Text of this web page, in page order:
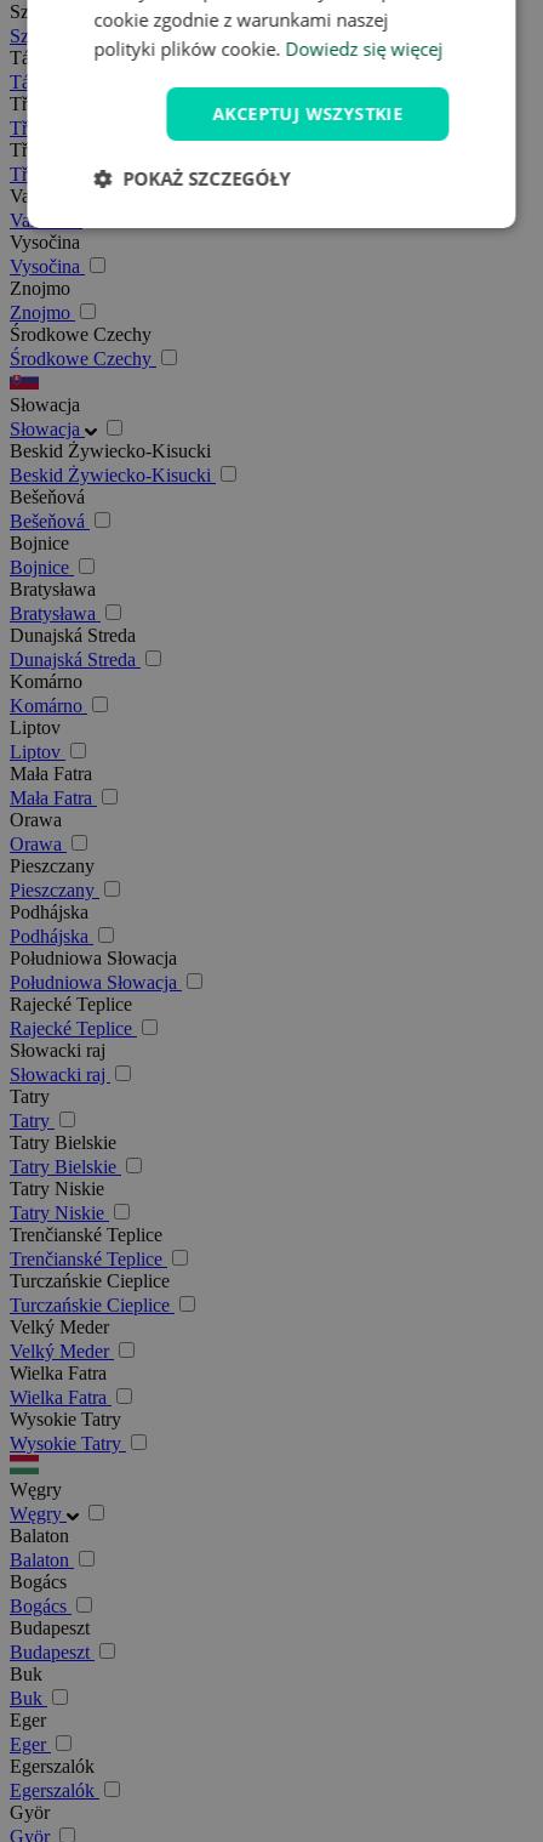
Szumawa
Szumawa
Tábor
Tábor
Třeboňsko
Třeboňsko
Třebíč
Třebíč
Valašsko
Valašsko
Vysočina
Vysočina
Znojmo
Znojmo
Środkowe Czechy
Środkowe Czechy
Słowacja
Słowacja
Beskid Żywiecko-Kisucki
Beskid Żywiecko-Kisucki
Bešeňová
Bešeňová
Bojnice
Bojnice
Bratysława
Bratysława
Dunajská Streda
Dunajská Streda
Komárno
Komárno
Liptov
Liptov
Mała Fatra
Mała Fatra
Orawa
Orawa
Pieszczany
Pieszczany
Podhájska
Podhájska
Południowa Słowacja
Południowa Słowacja
Rajecké Teplice
Rajecké Teplice
Słowacki raj
Słowacki raj
Tatry
Tatry
Tatry Bielskie
Tatry Bielskie
Tatry Niskie
Tatry Niskie
Trenčianské Teplice
Trenčianské Teplice
Turczańskie Cieplice
Turczańskie Cieplice
Velký Meder
Velký Meder
Wielka Fatra
Wielka Fatra
Wysokie Tatry
Wysokie Tatry
Węgry
Węgry
Balaton
Balaton
Bogács
Bogács
Budapeszt
Budapeszt
Buk
Buk
Eger
Eger
Egerszalók
Egerszalók
Györ
Györ
cookie zgodnie z warunkami naszej
polityki plików cookie. Dowiedz się więcej
AKCEPTUJ WSZYSTKIE
POKAŻ SZCZEGÓŁY